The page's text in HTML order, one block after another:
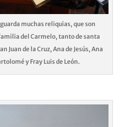
muchas reliquias, que son
del Carmelo, tanto de santa
Juan de la Cruz, Ana de Jesús, Ana
y Fray Luis de León.